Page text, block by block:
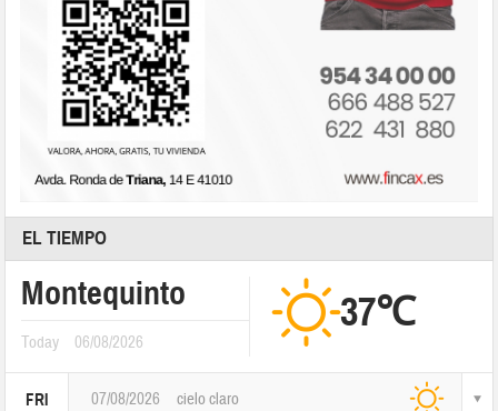
EL TIEMPO
Montequinto
Today 06/08/2026
37℃
FRI 07/08/2026 cielo claro